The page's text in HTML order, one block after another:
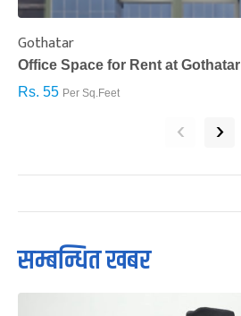
Gothatar
Office Space for Rent at Gothatar
Rs. 55 Per Sq.Feet
‹ ›
सम्बन्धित खबर